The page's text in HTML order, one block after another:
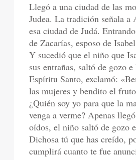
Llegó a una ciudad de las
Judea. La tradición señala
esa ciudad de Judá.
de Zacarías, esposo de
Y sucedió que el niño que
sus entrañas, saltó de gozo
Espíritu Santo, exclamó:
las mujeres y bendito el
¿Quién soy yo para que la
venga a verme? Apenas
oídos, el niño saltó de gozo
Dichosa tú que has creído,
cumplirá cuanto te fue